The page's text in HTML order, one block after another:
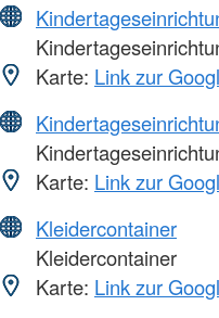
Karte: Link zur
Karte: Link zur
Kleidercontainer
Kleidercontainer
Karte: Link zur